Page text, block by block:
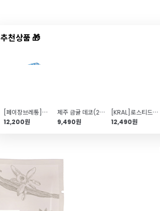
추천상품 🎁
[페이장브레통]물레 무염버터(고메버터\/500g)
12,200원
제주 금귤 데코(24개입\/냉동)
9,490원
[KRAL]로스티드 카다이프(500g\/두쫀쿠\/바삭한 식감)
12,490원